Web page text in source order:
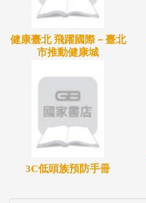
健康臺北 飛躍國際－臺北
市推動健康城
3C低頭族預防手冊